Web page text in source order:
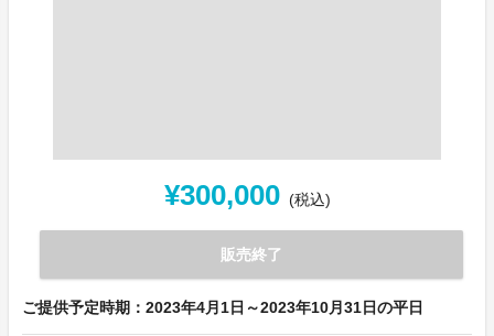
¥300,000 (税込)
販売終了
ご提供予定時期：2023年4月1日～2023年10月31日の平日